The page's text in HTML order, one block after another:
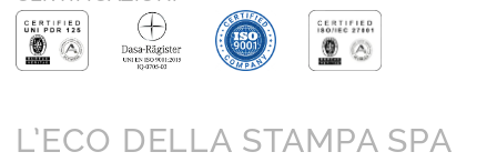
L’ECO DELLA STAMPA SPA